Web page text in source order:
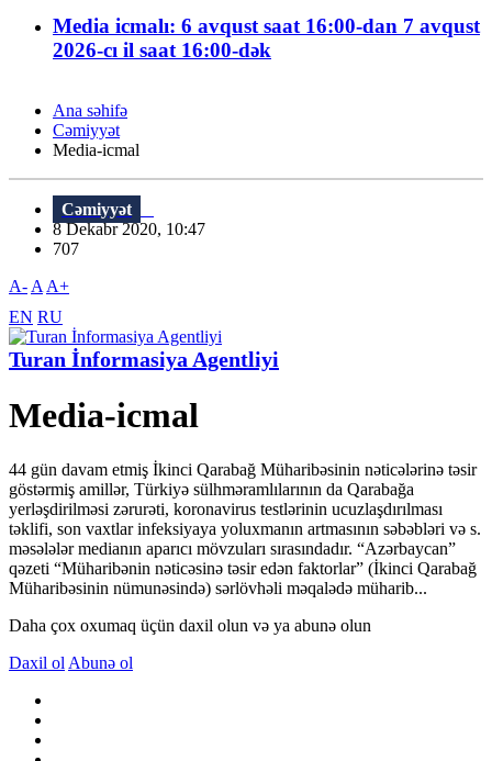
Media icmalı: 6 avqust saat 16:00-dan 7 avqust
2026-cı il saat 16:00-dək
Ana səhifə
Cəmiyyət
Media-icmal
Cəmiyyət
8 Dekabr 2020, 10:47
707
A- A A+
EN RU
Turan İnformasiya Agentliyi
Media-icmal
44 gün davam etmiş İkinci Qarabağ Müharibəsinin nəticələrinə təsir
göstərmiş amillər, Türkiyə sülhməramlılarının da Qarabağa
yerləşdirilməsi zərurəti, koronavirus testlərinin ucuzlaşdırılması
təklifi, son vaxtlar infeksiyaya yoluxmanın artmasının səbəbləri və s.
məsələlər medianın aparıcı mövzuları sırasındadır. “Azərbaycan”
qəzeti “Müharibənin nəticəsinə təsir edən faktorlar” (İkinci Qarabağ
Müharibəsinin nümunəsində) sərlövhəli məqalədə müharib...
Daha çox oxumaq üçün daxil olun və ya abunə olun
Daxil ol Abunə ol